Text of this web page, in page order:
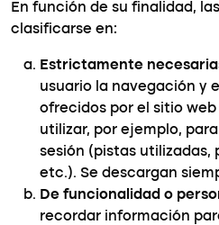
En función de su finalidad, las
clasificarse en:
Estrictamente
usuario la navegación y
ofrecidos por el sitio
utilizar, por ejemplo,
sesión (pistas utilizadas,
etc.). Se descargan
De funcionalidad o
recordar información